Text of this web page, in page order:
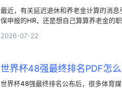
最近，有关延迟退休和养老金计算的消
保申报的HR，还是想自己算算养老金的
字工具，就能直接免去手动敲字的麻烦，
2026-07-22
世界杯48强最终排名公布后，很多体育